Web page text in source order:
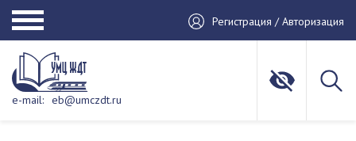
Регистрация / Авторизация
e-mail: eb@umczdt.ru